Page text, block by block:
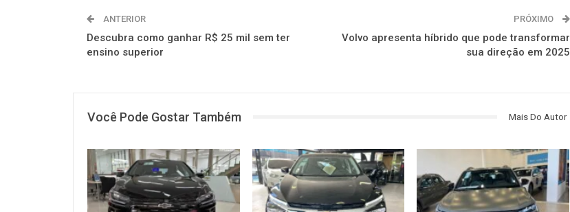
ANTERIOR
Descubra como ganhar R$ 25 mil sem ter
ensino superior
PRÓXIMO
Volvo apresenta híbrido que pode transformar
sua direção em 2025
Você Pode Gostar Também Mais Do Autor
MUNDO AUTOMOTIVO MUNDO AUTOMOTIVO